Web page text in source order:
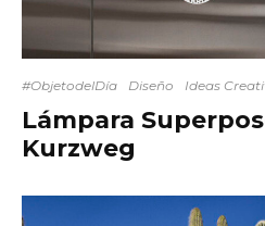
#ObjetodelDía Diseño Ideas
Lámpara
Kurzweg